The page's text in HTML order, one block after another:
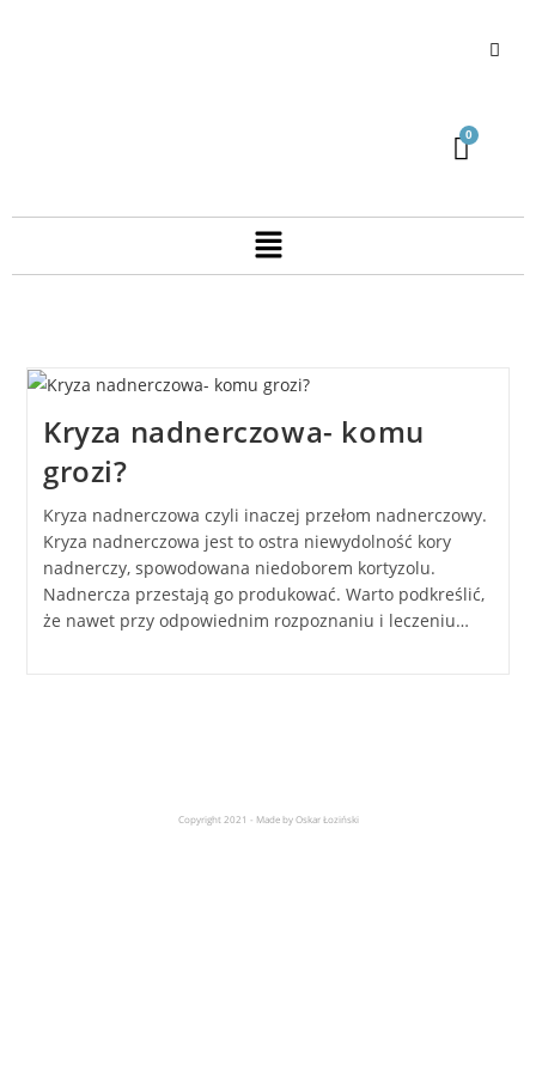
Kryza nadnerczowa- komu
grozi?
Kryza nadnerczowa czyli inaczej przełom nadnerczowy.
Kryza nadnerczowa jest to ostra niewydolność kory
nadnerczy, spowodowana niedoborem kortyzolu.
Nadnercza przestają go produkować. Warto podkreślić,
że nawet przy odpowiednim rozpoznaniu i leczeniu…
Copyright 2021 - Made by Oskar Łoziński